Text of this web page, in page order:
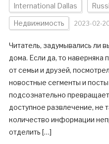
International Dallas
Недвижимость 2023-02-
Читатель, задумывались ли
дома. Если да, то
от семьи и друзей,
новостные сегменты и
подсознательно
доступное развлечение, не
количество информации
отделить […]